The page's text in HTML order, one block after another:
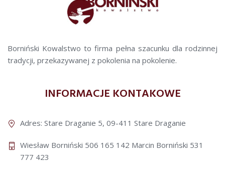
Borniński Kowalstwo to firma pełna szacunku dla rodzinnej
tradycji, przekazywanej z pokolenia na pokolenie.
INFORMACJE KONTAKOWE
Adres: Stare Draganie 5, 09-411 Stare Draganie
Wiesław Borniński 506 165 142 Marcin Borniński 531
777 423